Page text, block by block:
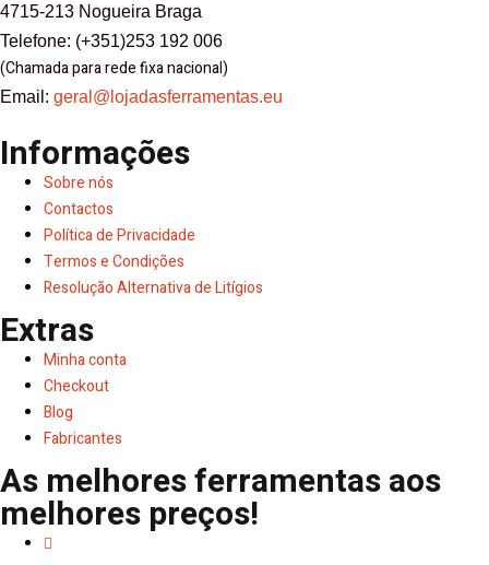
4715-213 Nogueira Braga
Telefone: (+351)253 192 006
(Chamada para rede fixa nacional)
Email: geral@lojadasferramentas.eu
Informações
Sobre nós
Contactos
Política de Privacidade
Termos e Condições
Resolução Alternativa de Litígios
Extras
Minha conta
Checkout
Blog
Fabricantes
As melhores ferramentas aos
melhores preços!